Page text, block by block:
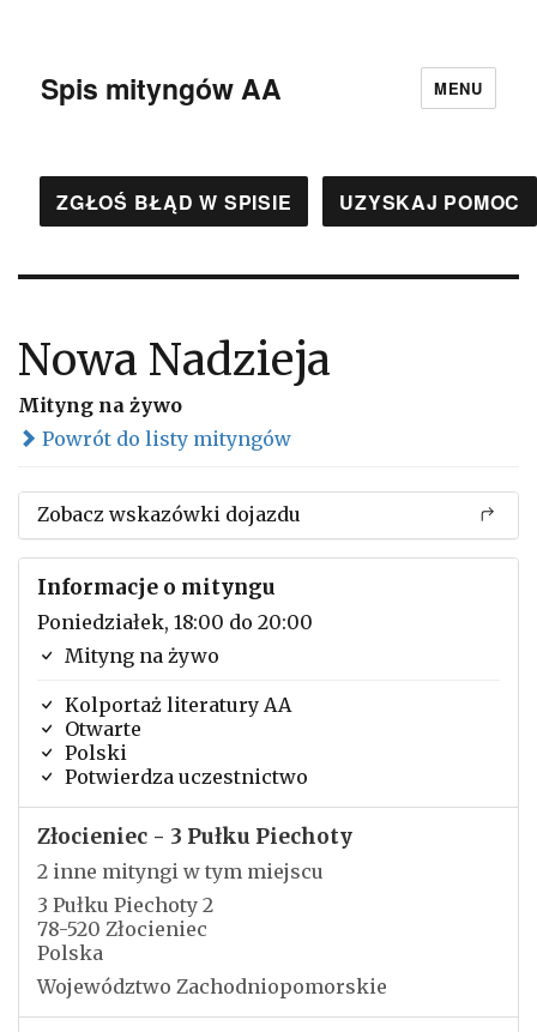
Spis mityngów AA MENU
ZGŁOŚ BŁĄD W SPISIE UZYSKAJ POMOC
Nowa Nadzieja
Mityng na żywo
Powrót do listy mityngów
Zobacz wskazówki dojazdu
Informacje o mityngu
Poniedziałek, 18:00 do 20:00
Mityng na żywo
Kolportaż literatury AA
Otwarte
Polski
Potwierdza uczestnictwo
Złocieniec - 3 Pułku Piechoty
2 inne mityngi w tym miejscu
3 Pułku Piechoty 2
78-520 Złocieniec
Polska
Województwo Zachodniopomorskie